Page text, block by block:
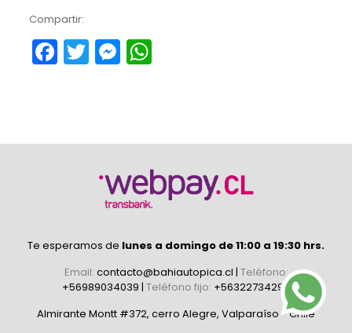
Compartir:
Facebook
TwitterMessenger
WhatsApp
Te esperamos de lunes a domingo de 11:00 a 19:30 hrs.
Email: contacto@bahiautopica.cl | Teléfono:
+56989034039 | Teléfono fijo: +56322734296
Almirante Montt #372, cerro Alegre, Valparaíso - Chile